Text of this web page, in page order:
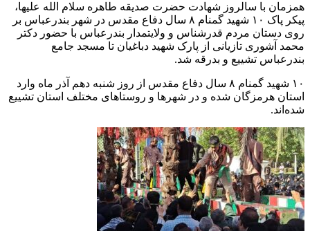
همزمان با سالروز شهادت حضرت صدیقه طاهره سلام الله علیها،
پیکر پاک ۱۰ شهید گمنام ۸ سال دفاع مقدس در شهر بندرعباس بر
روی دستان مردم قدرشناس و ولایتمدار بندرعباس با حضور دکتر
محمد آشوری تازیانی از پارک شهید دباغیان تا مسجد جامع
بندرعباس تشییع و بدرقه شد.
۱۰ شهید گمنام ۸ سال دفاع مقدس از روز شنبه دهم آذر ماه وارد
استان هرمزگان شده و در شهرها و روستاهای مختلف استان تشییع
شده‌اند.